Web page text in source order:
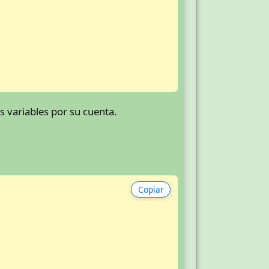
variables por su cuenta.
Copiar